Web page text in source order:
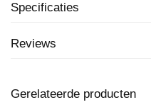
Specificaties
Reviews
Gerelateerde producten